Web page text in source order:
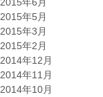
2015年5月
2015年3月
2015年2月
2014年12月
2014年11月
2014年10月